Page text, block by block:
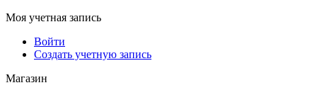
Моя учетная запись
Войти
Создать учетную запись
Магазин